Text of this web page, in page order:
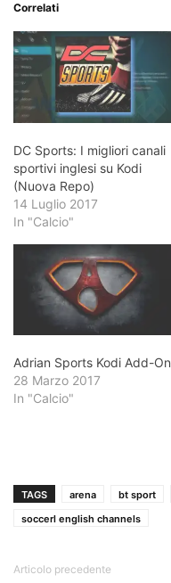
Correlati
DC Sports: I migliori canali
sportivi inglesi su Kodi
(Nuova Repo)
14 Luglio 2017
In "Calcio"
Adrian Sports Kodi Add-On
28 Marzo 2017
In "Calcio"
TAGS arena bt sport
soccerl english channels
Articolo precedente